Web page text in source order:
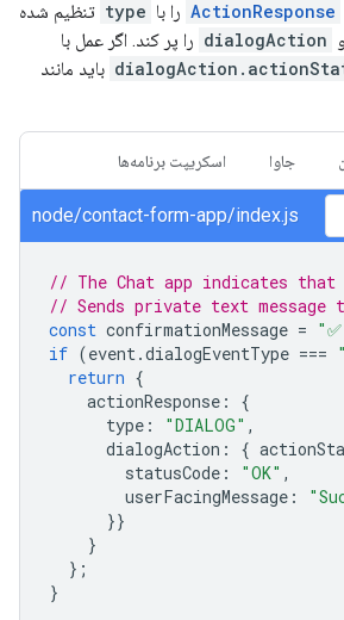
ActionResponse را با type تنظیم شده
dialogAction را پر کند. اگر عمل با
باید مانند
جاوا اسکریپت برنامه‌ها
node/contact-form-app/index.js
// The Chat app indicates
// Sends private text message
const confirmationMessage =
if (event.dialogEventType ===
return {
actionResponse :
{
type : "DIALOG" ,
dialogAction : {
statusCode : "OK" ,
userFacingMessage :
}}
}
};
}